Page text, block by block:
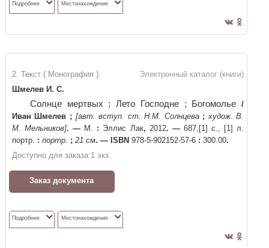
Подробнее Местонахождение
Электронный каталог (книги)
2. Текст ( Монография ).
Шмелев И. С.
Солнце мертвых ; Лето Господне ; Богомолье
/
Иван Шмелев ; [авт. вступ. ст. Н.М. Солнцева ; худож. В.
М. Мельников]. — М. : Эллис Лак, 2012. —687,[1] с., [1] л.
портр. : портр. ; 21 см. — ISBN 978-5-902152-57-6 : 300.00.
Доступно для заказа:1 экз.
Заказ документа
Подробнее Местонахождение